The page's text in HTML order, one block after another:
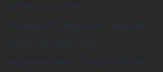
Termék visszaküldése
Reklamáció és reklamációs szabályzat
Szállítás és fizetés módja
Nagykereskedelem és együttműködés